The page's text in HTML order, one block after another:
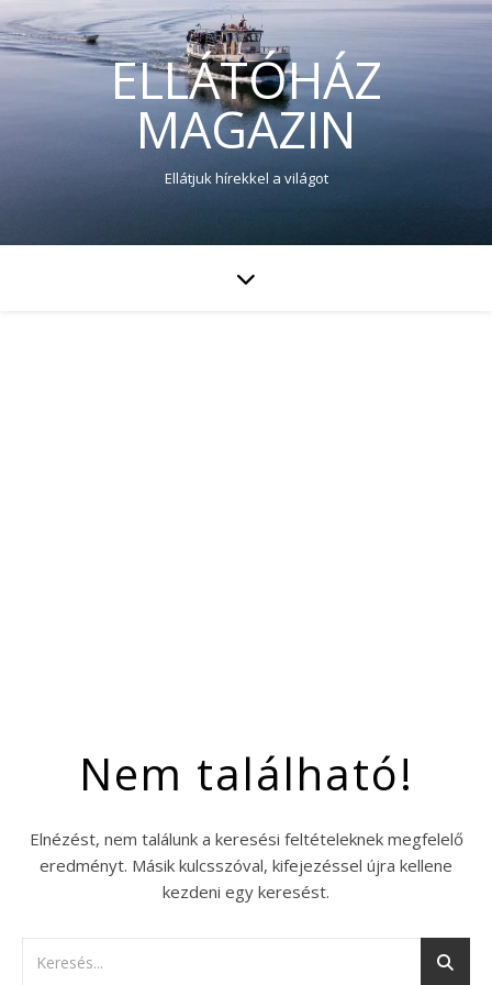
ELLÁTÓHÁZ
MAGAZIN
Ellátjuk hírekkel a világot
Nem található!
Elnézést, nem találunk a keresési feltételeknek megfelelő
eredményt. Másik kulcsszóval, kifejezéssel újra kellene
kezdeni egy keresést.